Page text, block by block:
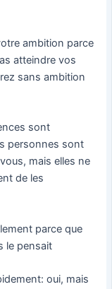
ambition parce
atteindre vos
sans ambition
sont
personnes sont
mais elles ne
de les
parce que
le pensait
oui, mais